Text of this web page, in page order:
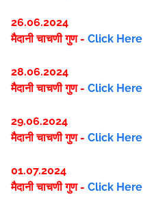
26.06.2024
मैदानी चाचणी गुण - Click Here
28.06.2024
मैदानी चाचणी गुण - Click Here
29.06.2024
मैदानी चाचणी गुण - Click Here
01.07.2024
मैदानी चाचणी गुण - Click Here